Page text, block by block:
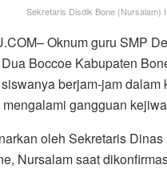
Sekretaris Disdik Bone (Nursalam)
Oknum guru SMP
Boccoe Kabupaten
berjam-jam dalam
gangguan
oleh Sekretaris
Nursalam saat